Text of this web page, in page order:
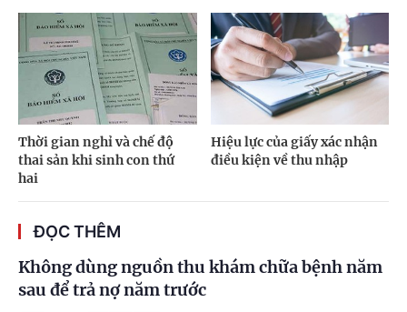
Thời gian nghỉ và chế độ
thai sản khi sinh con thứ
hai
Hiệu lực của giấy xác nhận
điều kiện về thu nhập
ĐỌC THÊM
Không dùng nguồn thu khám chữa bệnh năm
sau để trả nợ năm trước